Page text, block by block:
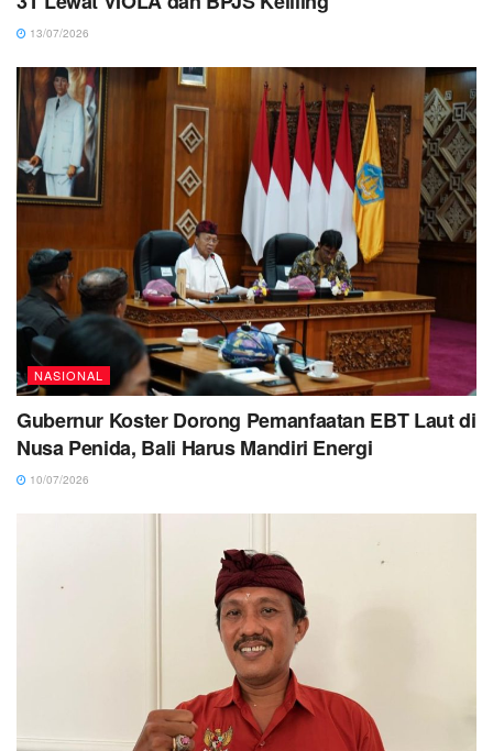
13/07/2026
NASIONAL
Gubernur Koster Dorong Pemanfaatan EBT Laut di
Nusa Penida, Bali Harus Mandiri Energi
10/07/2026